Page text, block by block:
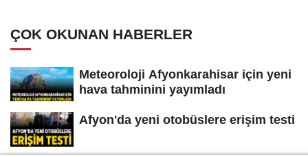
ÇOK OKUNAN HABERLER
Meteoroloji Afyonkarahisar için yeni
hava tahminini yayımladı
Afyon'da yeni otobüslere erişim testi